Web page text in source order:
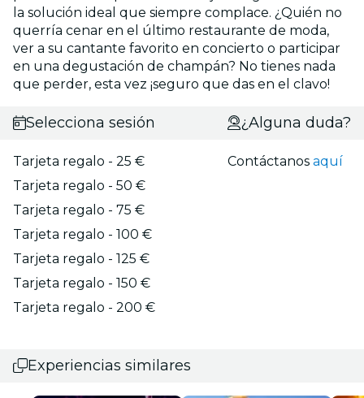
la solución ideal que siempre complace. ¿Quién no
querría cenar en el último restaurante de moda,
ver a su cantante favorito en concierto o participar
en una degustación de champán? No tienes nada
que perder, esta vez ¡seguro que das en el clavo!
Selecciona sesión
Tarjeta regalo - 25 €
Tarjeta regalo - 50 €
Tarjeta regalo - 75 €
Tarjeta regalo - 100 €
Tarjeta regalo - 125 €
Tarjeta regalo - 150 €
Tarjeta regalo - 200 €
¿Alguna duda?
Contáctanosaquí
Experiencias similares